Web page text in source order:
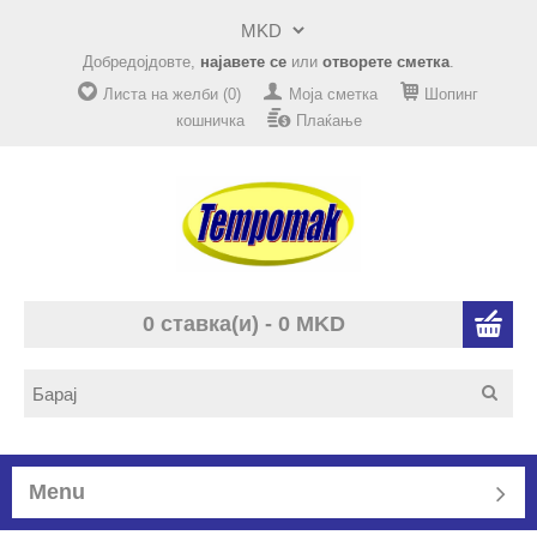
Добредојдовте, најавете се или отворете сметка.
Листа на желби (0)
Моја сметка
Шопинг
кошничка
Плаќање
0 ставка(и) - 0 MKD
Menu